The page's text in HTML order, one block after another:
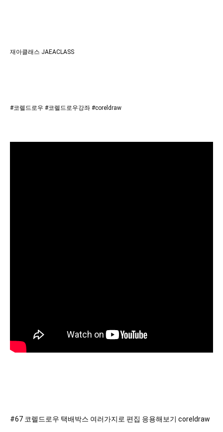
재아클래스 JAEACLASS
#코렐드로우 #코렐드로우강좌 #coreldraw
#67 코렐드로우 택배박스 여러가지로 편집 응용해보기 coreldraw